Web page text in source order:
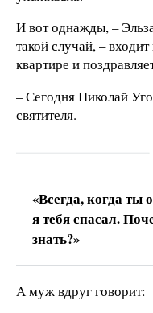
И вот однажды, –
такой случай, –
квартире и
– Сегодня Николай
святителя.
«Всегда, когда ты
я тебя спасал.
знать?»
А муж вдруг говорит: